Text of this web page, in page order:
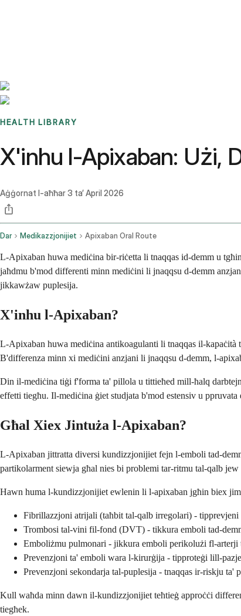
HEALTH LIBRARY
X'inhu l-Apixaban: Użi,
Aġġornat l-aħħar3 ta’ April 2026
Dar Medikazzjonijiet Apixaban Oral Route
L-Apixaban huwa mediċina bir-riċetta li tnaqqas id-demm u
jaħdmu b'mod differenti minn mediċini li jnaqqsu d-demm
jikkawżaw puplesija.
X'inhu l-Apixaban?
L-Apixaban huwa mediċina antikoagulanti li tnaqqas il-
B'differenza minn xi mediċini anzjani li jnaqqsu d-demm, l-
Din il-mediċina tiġi f'forma ta' pillola u tittieħed mill-ħalq
effetti tiegħu. Il-mediċina ġiet studjata b'mod estensiv u
Għal Xiex Jintuża l-Apixaban?
L-Apixaban jittratta diversi kundizzjonijiet fejn l-emboli tad-
partikolarment siewja għal nies bi problemi tar-ritmu tal-qalb
Hawn huma l-kundizzjonijiet ewlenin li l-apixaban jgħin biex
Fibrillazzjoni atrijali (taħbit tal-qalb irregolari) -
Trombosi tal-vini fil-fond (DVT) - tikkura emboli tad-
Emboliżmu pulmonari - jikkura emboli perikolużi fl-arterji
Prevenzjoni ta' emboli wara l-kirurġija - tipproteġi lill-
Prevenzjoni sekondarja tal-puplesija - tnaqqas ir-riskju ta'
Kull waħda minn dawn il-kundizzjonijiet teħtieġ approċċi
tiegħek.